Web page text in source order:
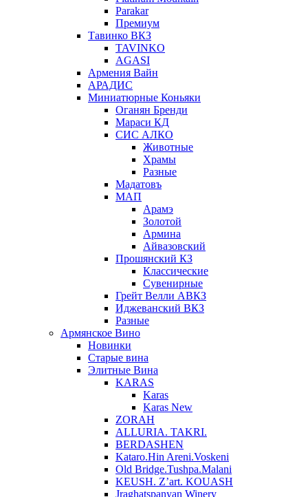
Parakar
Премиум
Тавинко ВКЗ
TAVINKO
AGASI
Армения Вайн
АРАДИС
Миниатюрные Коньяки
Оганян Бренди
Мараси КД
СИС АЛКО
Животные
Храмы
Разные
Мадатовъ
МАП
Арамэ
Золотой
Армина
Айвазовский
Прошянский КЗ
Классические
Сувенирные
Грейт Велли АВКЗ
Иджеванский ВКЗ
Разные
Армянское Вино
Новинки
Старые вина
Элитные Вина
KARAS
Karas
Karas New
ZORAH
ALLURIA. TAKRI.
BERDASHEN
Kataro.Hin Areni.Voskeni
Old Bridge.Tushpa.Malani
KEUSH. Z’art. KOUASH
Jraghatspanyan Winery